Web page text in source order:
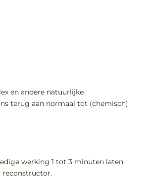
en andere natuurlijke
terug aan normaal tot (chemisch)
werking 1 tot 3 minuten laten
reconstructor.